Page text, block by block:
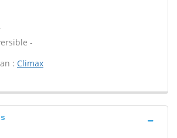
-
: Climax